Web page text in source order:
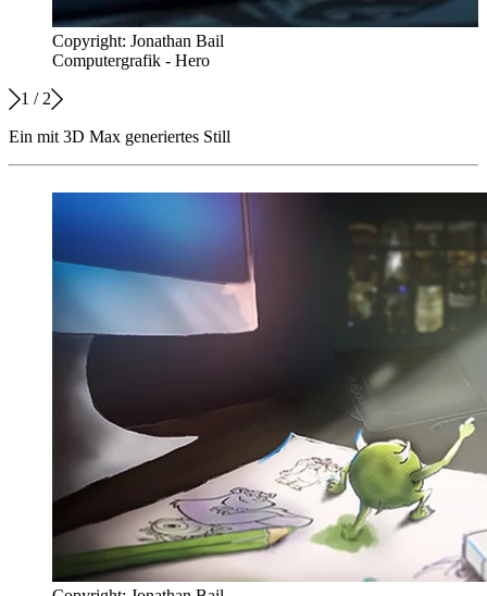
Copyright: Jonathan Bail
Computergrafik - Hero
1 / 2
Ein mit 3D Max generiertes Still